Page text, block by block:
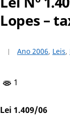
Lopes –
Ano 2006, Leis,
1
Lei 1.409/06